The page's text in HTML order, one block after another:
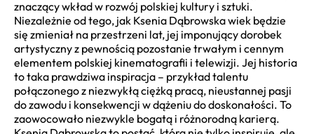
znaczący wkład w rozwój polskiej kultury i sztuki.
Niezależnie od tego, jak Ksenia Dąbrowska wiek będzie
się zmieniał na przestrzeni lat, jej imponujący dorobek
artystyczny z pewnością pozostanie trwałym i cennym
elementem polskiej kinematografii i telewizji. Jej historia
to taka prawdziwa inspiracja – przykład talentu
połączonego z niezwykłą ciężką pracą, nieustannej pasji
do zawodu i konsekwencji w dążeniu do doskonałości. To
zaowocowało niezwykle bogatą i różnorodną karierą.